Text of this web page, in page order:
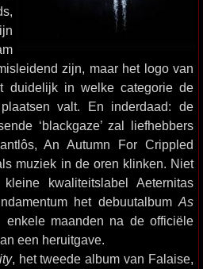
zijn, maar het logo van
duidelijk in welke categorie de
valt. En inderdaad: de
‘blackgaze’ zal liefhebbers
An Autumn For Crippled
muziek in de oren klinken. Niet
kwaliteitslabel Aeternitas
het debuutalbum As
maanden na de officiële
een heruitgave.
, het tweede album van Falaise,